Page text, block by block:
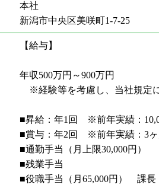
本社
新潟市中央区美咲町1-7-25
【給与】
年収500万円～900万円
※経験等を考慮し、当社規定
■昇給：年1回 ※前年実績：
■賞与：年2回 ※前年実績：3
■通勤手当（月上限30,000円）
■残業手当
■役職手当（月65,000円） 課長